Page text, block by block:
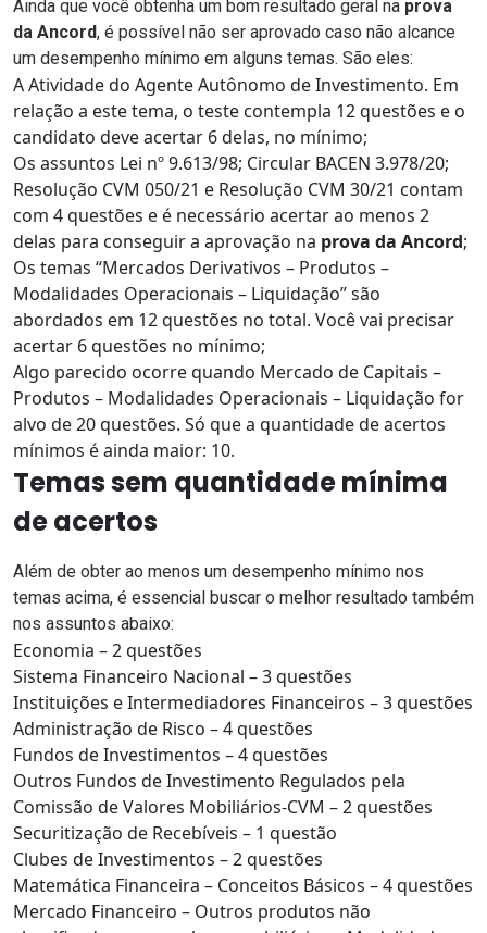
Ainda que você obtenha um bom resultado geral na prova
da Ancord, é possível não ser aprovado caso não alcance
um desempenho mínimo em alguns temas. São eles:
A Atividade do Agente Autônomo de Investimento. Em
relação a este tema, o teste contempla 12 questões e o
candidato deve acertar 6 delas, no mínimo;
Os assuntos Lei nº 9.613/98; Circular BACEN 3.978/20;
Resolução CVM 050/21 e Resolução CVM 30/21 contam
com 4 questões e é necessário acertar ao menos 2
delas para conseguir a aprovação na prova da Ancord;
Os temas “Mercados Derivativos – Produtos –
Modalidades Operacionais – Liquidação” são
abordados em 12 questões no total. Você vai precisar
acertar 6 questões no mínimo;
Algo parecido ocorre quando Mercado de Capitais –
Produtos – Modalidades Operacionais – Liquidação for
alvo de 20 questões. Só que a quantidade de acertos
mínimos é ainda maior: 10.
Temas sem quantidade mínima
de acertos
Além de obter ao menos um desempenho mínimo nos
temas acima, é essencial buscar o melhor resultado também
nos assuntos abaixo:
Economia – 2 questões
Sistema Financeiro Nacional – 3 questões
Instituições e Intermediadores Financeiros – 3 questões
Administração de Risco – 4 questões
Fundos de Investimentos – 4 questões
Outros Fundos de Investimento Regulados pela
Comissão de Valores Mobiliários-CVM – 2 questões
Securitização de Recebíveis – 1 questão
Clubes de Investimentos – 2 questões
Matemática Financeira – Conceitos Básicos – 4 questões
Mercado Financeiro – Outros produtos não